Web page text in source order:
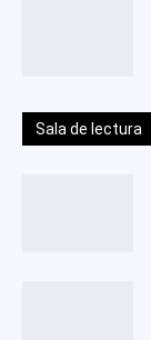
Sala de lectura